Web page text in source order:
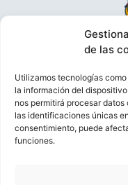
de las
Utilizamos tecnologías
la información del
nos permitirá procesar
las identificaciones únicas
consentimiento, puede
funciones.